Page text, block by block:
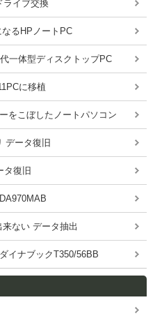
ライブ交換
るHPノートPC
一体型ディスクトップPC
に移植
をこぼしたノートパソコン
データ復旧
タ復旧
ない データ抽出
イナブックT350/56BB